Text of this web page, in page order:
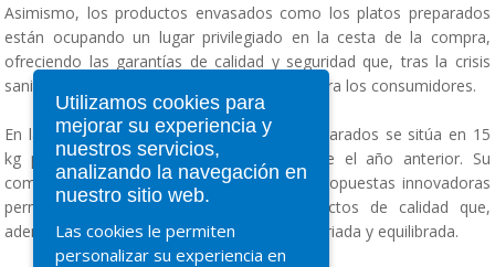
Asimismo, los productos envasados como los platos preparados
están ocupando un lugar privilegiado en la cesta de la compra,
ofreciendo las garantías de calidad y seguridad que, tras la crisis
sanitaria, resultan de especial importancia para los consumidores.
En la actualidad, el consumo de platos preparados se sitúa en 15
kg por persona al año, un 3,1% más que el año anterior. Su
comodidad, versatilidad y la diversidad de propuestas innovadoras
permite a los consumidores elegir productos de calidad que,
además, les ayudan a mantener una dieta variada y equilibrada.
Utilizamos cookies para
mejorar su experiencia y
nuestros servicios,
analizando la navegación en
nuestro sitio web.
Las cookies le permiten
personalizar su experiencia en